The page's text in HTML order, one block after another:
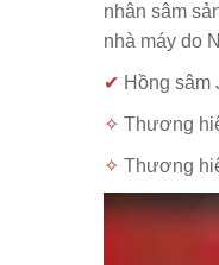
nhân sâm
nhà máy do
✔ Hồng
✧ Thương
✧ Thương